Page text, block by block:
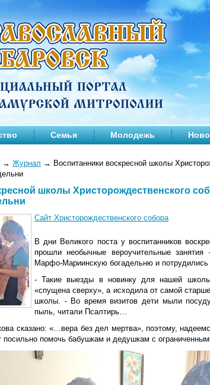
Семья Молодежь
→ Журнал → Воспитанники воскресной школы
школы Христорождественского
Сайт Христорождественского собора
В дни Великого поста у воспитанников
прошли необычные вероучительные
Марфо-Мариинскую богадельню и
- Такие выезды в новинку для нашей
«спущена сверху», а исходила от самой
школы. - Во время визитов дети мыли
пыль, читали Псалтирь…
сказано: «…вера без дел мертва», поэтому,
посильно помочь бабушкам и дедушкам с